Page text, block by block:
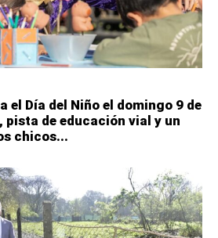
el Día del Niño el domingo 9 de
pista de educación vial y un
chicos...